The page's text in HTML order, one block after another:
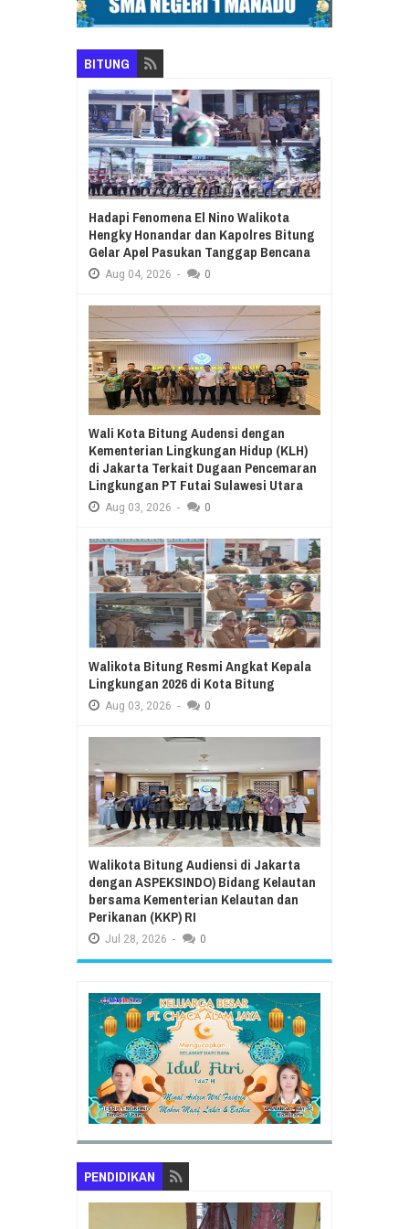
BITUNG
Hadapi Fenomena El Nino Walikota
Hengky Honandar dan Kapolres Bitung
Gelar Apel Pasukan Tanggap Bencana
Aug 04, 2026 - 0
Wali Kota Bitung Audensi dengan
Kementerian Lingkungan Hidup (KLH)
di Jakarta Terkait Dugaan Pencemaran
Lingkungan PT Futai Sulawesi Utara
Aug 03, 2026 - 0
Walikota Bitung Resmi Angkat Kepala
Lingkungan 2026 di Kota Bitung
Aug 03, 2026 - 0
Walikota Bitung Audiensi di Jakarta
dengan ASPEKSINDO) Bidang Kelautan
bersama Kementerian Kelautan dan
Perikanan (KKP) RI
Jul 28, 2026 - 0
PENDIDIKAN